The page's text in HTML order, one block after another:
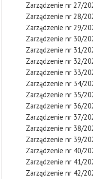
Zarządzenie nr 27/
Zarządzenie nr 28/
Zarządzenie nr 29/
Zarządzenie nr 30/
Zarządzenie nr 31/
Zarządzenie nr 32/
Zarządzenie nr 33/
Zarządzenie nr 34/
Zarządzenie nr 35/
Zarządzenie nr 36/
Zarządzenie nr 37/
Zarządzenie nr 38/
Zarządzenie nr 39/
Zarządzenie nr 40/
Zarządzenie nr 41/
Zarządzenie nr 42/